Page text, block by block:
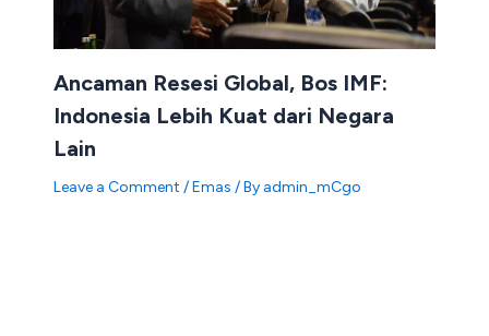
Ancaman Resesi Global, Bos IMF:
Indonesia Lebih Kuat dari Negara
Lain
Leave a Comment /Emas / By admin_mCgo